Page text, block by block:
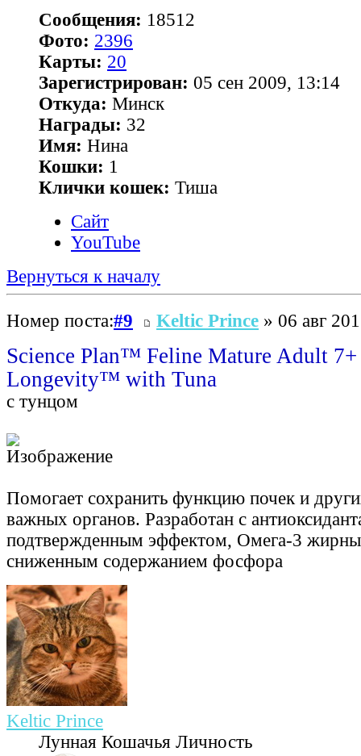
Сообщения: 18512
Фото: 2396
Карты: 20
Зарегистрирован: 05 сен 2009, 13:14
Откуда: Минск
Награды: 32
Имя: Нина
Кошки: 1
Клички кошек: Тиша
Сайт
YouTube
Вернуться к началу
Номер поста:#9 Keltic Prince » 06 авг
Science Plan™ Feline Mature Adult
Longevity™ with Tuna
с тунцом
Помогает сохранить функцию почек и
важных органов. Разработан с
подтвержденным эффектом, Омега-3
сниженным содержанием фосфора
Keltic Prince
Лунная Кошачья Личность